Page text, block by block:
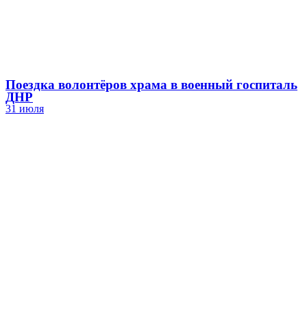
Поездка волонтёров храма в военный госпиталь
ДНР
31 июля